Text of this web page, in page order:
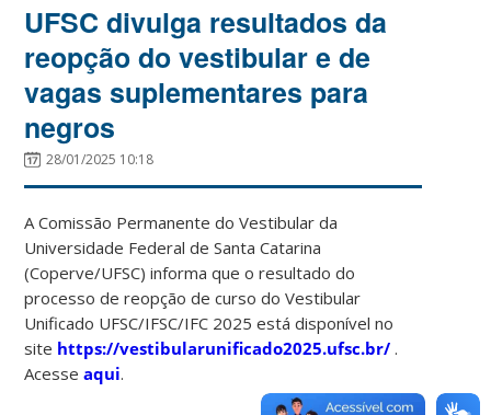
UFSC divulga resultados da
reopção do vestibular e de
vagas suplementares para
negros
28/01/2025 10:18
A Comissão Permanente do Vestibular da
Universidade Federal de Santa Catarina
(Coperve/UFSC) informa que o resultado do
processo de reopção de curso do Vestibular
Unificado UFSC/IFSC/IFC 2025 está disponível no
site https://vestibularunificado2025.ufsc.br/ .
Acesseaqui.